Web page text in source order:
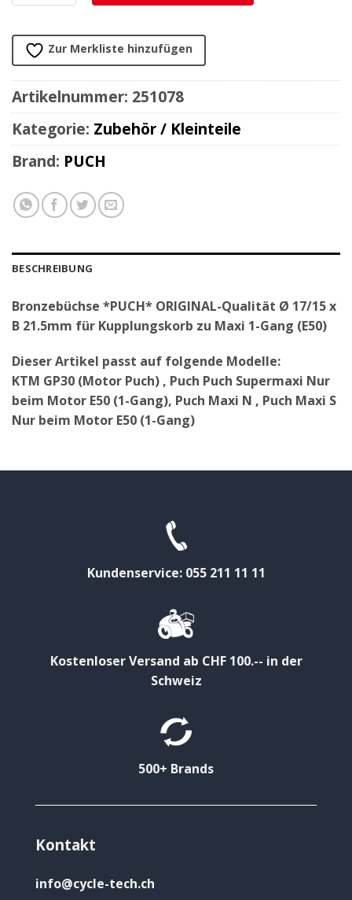
Zur Merkliste hinzufügen
Artikelnummer: 251078
Kategorie: Zubehör / Kleinteile
Brand: PUCH
BESCHREIBUNG
Bronzebüchse *PUCH* ORIGINAL-Qualität Ø 17/15 x
B 21.5mm für Kupplungskorb zu Maxi 1-Gang (E50)
Dieser Artikel passt auf folgende Modelle:
KTM GP30 (Motor Puch) , Puch Puch Supermaxi Nur
beim Motor E50 (1-Gang), Puch Maxi N , Puch Maxi S
Nur beim Motor E50 (1-Gang)
Kundenservice: 055 211 11 11
Kostenloser Versand ab CHF 100.-- in der
Schweiz
500+ Brands
Kontakt
info@cycle-tech.ch